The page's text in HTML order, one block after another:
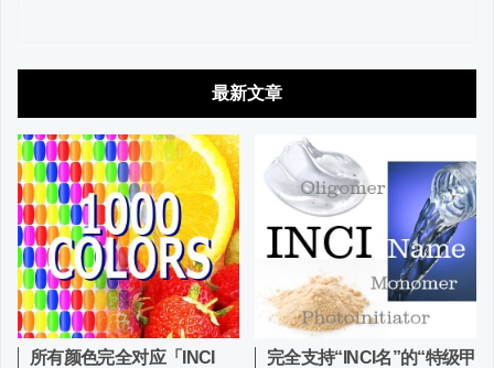
最新文章
所有颜色完全对应「INCI
完全支持“INCI名”的“特级甲